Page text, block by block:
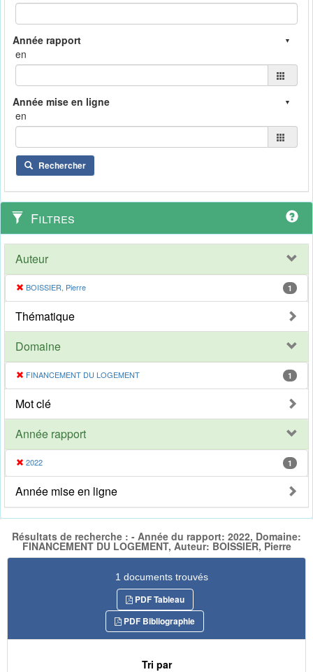
en
en
Rechercher
Filtres
Auteur
BOISSIER, Pierre 1
Thématique
Domaine
FINANCEMENT DU LOGEMENT 1
Mot clé
Année rapport
2022 1
Année mise en ligne
Résultats de recherche : - Année du rapport: 2022, Domaine:
FINANCEMENT DU LOGEMENT, Auteur: BOISSIER, Pierre
1 documents trouvés
PDF Tableau
PDF Bibliographie
Tri par